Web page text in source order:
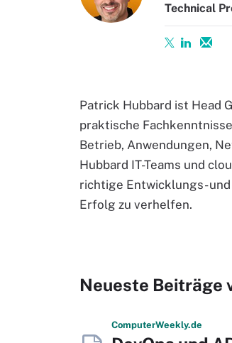
Technical
Patrick Hubbard ist Head
praktische
Betrieb, Anwendungen,
Hubbard IT-Teams und
richtige Entwicklungs-
Erfolg zu verhelfen.
Neueste Beiträge
ComputerWeekly.de